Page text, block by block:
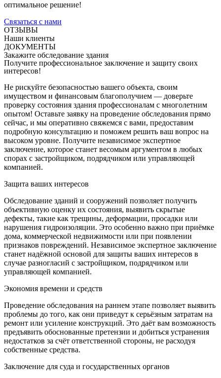
оптимальное решение!
Связаться с нами
ОТЗЫВЫ
Наши клиенты
ДОКУМЕНТЫ
Закажите обследование здания
Получите профессиональное заключение и защиту своих
интересов!
Не рискуйте безопасностью вашего объекта, своим
имуществом и финансовым благополучием — доверьте
проверку состояния здания профессионалам с многолетним
опытом! Оставьте заявку на проведение обследования прямо
сейчас, и мы оперативно свяжемся с вами, предоставим
подробную консультацию и поможем решить ваш вопрос на
высоком уровне. Получите независимое экспертное
заключение, которое станет весомым аргументом в любых
спорах с застройщиком, подрядчиком или управляющей
компанией.
Защита ваших интересов
Обследование зданий и сооружений позволяет получить
объективную оценку их состояния, выявить скрытые
дефекты, такие как трещины, деформации, просадки или
нарушения гидроизоляции. Это особенно важно при приёмке
дома, коммерческой недвижимости или при появлении
признаков повреждений. Независимое экспертное заключение
станет надёжной основой для защиты ваших интересов в
случае разногласий с застройщиком, подрядчиком или
управляющей компанией.
Экономия времени и средств
Проведение обследования на раннем этапе позволяет выявить
проблемы до того, как они приведут к серьёзным затратам на
ремонт или усиление конструкций. Это даёт вам возможность
предъявить обоснованные претензии и добиться устранения
недостатков за счёт ответственной стороны, не расходуя
собственные средства.
Заключение для суда и государственных органов